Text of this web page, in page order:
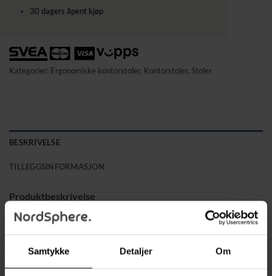
Samtykke Detaljer Om
30 dagers åpent kjøp
Kategorier: Ergonomiske kontorstoler, Kontorstoler, Stoler
BESKRIVELSE
TILLEGGSINFORMASJON
Produktbeskrivelse
✔ Fem kraftige knaende massasjemoduser som fokuserer på
skuldre og korsrygg for avslapning i løpet av arbeidsdagen
baksiden av stolen
✔ Ekstra tykk 15 cm polstring i høyytelsesskum trukket i